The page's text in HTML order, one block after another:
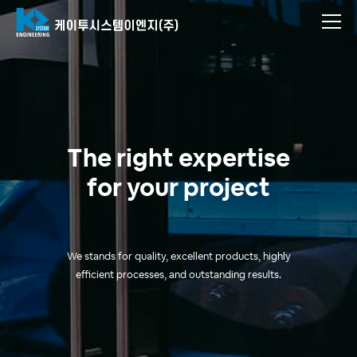
The right expertise
for your project
We stands for quality, excellent products, highly
efficient processes, and outstanding results.